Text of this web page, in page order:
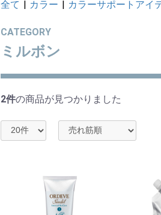
全て カラー カラーサポートアイ
CATEGORY
ミルボン
2件の商品が見つかりました